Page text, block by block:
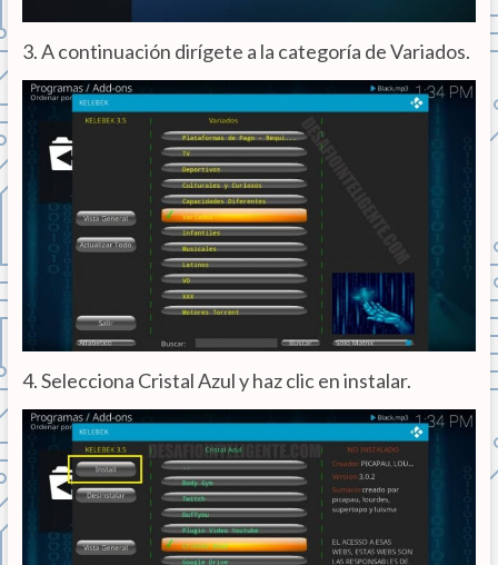
3. A continuación dirígete a la categoría de Variados.
4. Selecciona Cristal Azul y haz clic en instalar.